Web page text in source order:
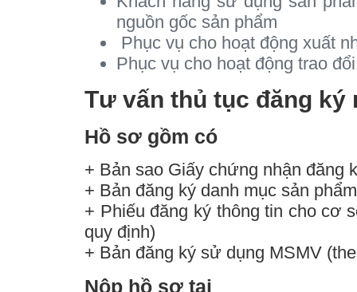
nguồn gốc sản phẩm
Phục vụ cho hoạt động xuất
Phục vụ cho hoạt động trao
Tư vấn thủ tục đăng ký
Hồ sơ gồm có
+ Bản sao Giấy chứng nhận đăng
+ Bản đăng ký danh mục sản
+ Phiếu đăng ký thông tin cho cơ
quy định)
+ Bản đăng ký sử dụng MSMV
Nộp hồ sơ tại